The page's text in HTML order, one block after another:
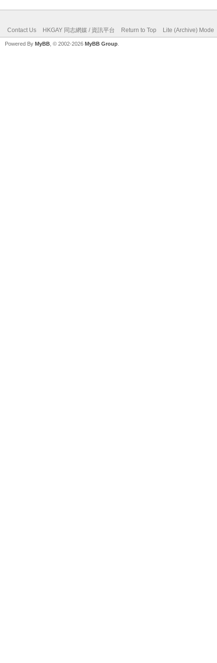
Contact Us HKGAY 同志網媒 / 資訊平台 Return to Top Lite (Archive) Mode
Powered By MyBB , © 2002-2026 MyBB Group